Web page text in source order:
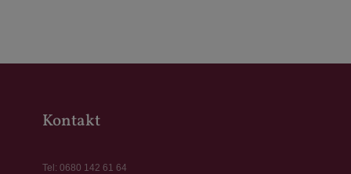
Kontakt
Tel: 0680 142 61 64